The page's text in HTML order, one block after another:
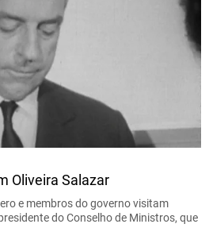
Oliveira Salazar
e membros do governo visitam
do Conselho de Ministros, que